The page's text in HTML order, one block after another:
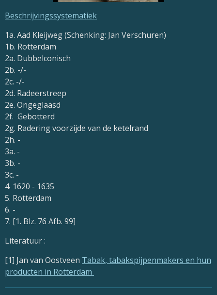
Beschrijvingssystematiek
1a. Aad Kleijweg (Schenking: Jan Verschuren)
1b. Rotterdam
2a. Dubbelconisch
2b. -/-
2c. -/-
2d. Radeerstreep
2e. Ongeglaasd
2f. Gebotterd
2g. Radering voorzijde van de ketelrand
2h. -
3a. -
3b. -
3c. -
4. 1620 - 1635
5. Rotterdam
6. -
7. [1. Blz. 76 Afb. 99]
Literatuur :
[1] Jan van Oostveen Tabak, tabakspijpenmakers en hun
producten in Rotterdam